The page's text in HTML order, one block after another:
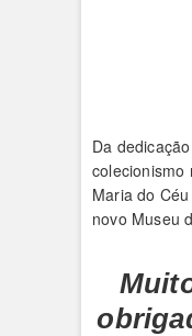
Da
colecionismo
Maria do
novo Museu